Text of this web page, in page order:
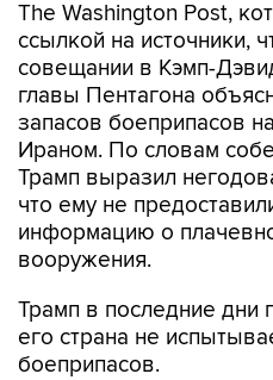
The Washington Post,
ссылкой на источники,
совещании в Кэмп-
главы Пентагона
запасов боеприпасов
Ираном. По словам
Трамп выразил
что ему не
информацию о
вооружения.
Трамп в последние дни
его страна не
боеприпасов.